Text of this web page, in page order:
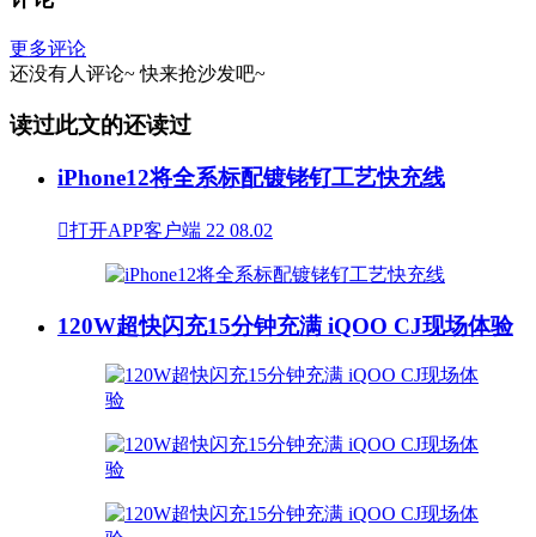
更多评论
还没有人评论~ 快来抢沙发吧~
读过此文的还读过
iPhone12将全系标配镀铑钌工艺快充线
打开APP客户端 22 08.02
120W超快闪充15分钟充满 iQOO CJ现场体验